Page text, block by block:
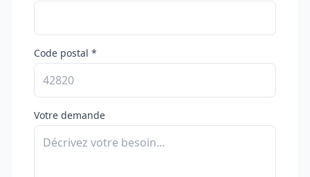
Code postal *
Votre demande